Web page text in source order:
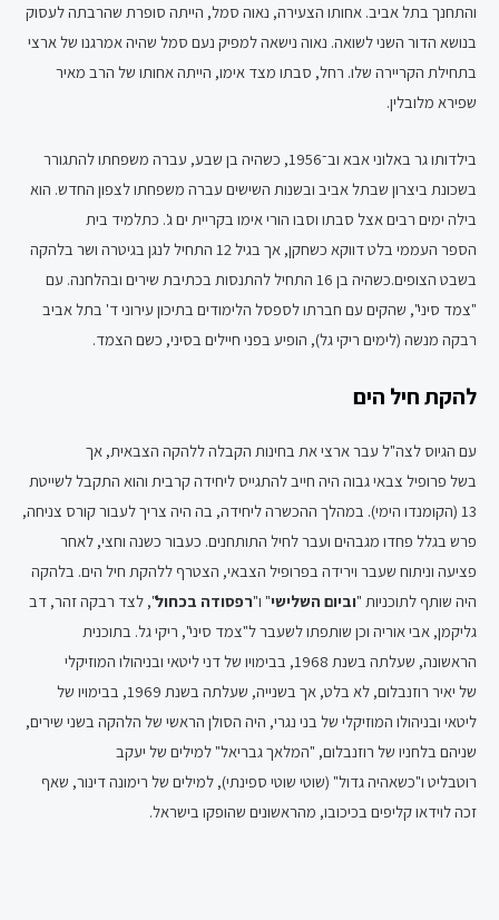
והתחנך בתל אביב. אחותו הצעירה, נאוה סמל, הייתה סופרת שהרבתה לעסוק
בנושא הדור השני לשואה. נאוה נישאה למפיק נעם סמל שהיה אמרגנו של ארצי
בתחילת הקריירה שלו. רחל, סבתו מצד אימו, הייתה אחותו של הרב מאיר
שפירא מלובלין.
בילדותו גר באלוני אבא וב־1956, כשהיה בן שבע, עברה משפחתו להתגורר
בשכונת ביצרון שבתל אביב ובשנות השישים עברה משפחתו לצפון החדש. הוא
בילה ימים רבים אצל סבתו וסבו הורי אימו בקריית ים ג'. כתלמיד בית
הספר העממי בלט דווקא כשחקן, אך בגיל 12 התחיל לנגן בגיטרה ושר בלהקה
בשבט הצופים.כשהיה בן 16 התחיל להתנסות בכתיבת שירים ובהלחנה. עם
"צמד סיני", שהקים עם חברתו לספסל הלימודים בתיכון עירוני ד' בתל אביב
רבקה מנשה (לימים ריקי גל), הופיע בפני חיילים בסיני, כשם הצמד.
להקת חיל הים
עם הגיוס לצה"ל עבר ארצי את בחינות הקבלה ללהקה הצבאית, אך
בשל פרופיל צבאי גבוה היה חייב להתגייס ליחידה קרבית והוא התקבל לשייטת
13 (הקומנדו הימי). במהלך ההכשרה ליחידה, בה היה צריך לעבור קורס צניחה,
פרש בגלל פחדו מגבהים ועבר לחיל התותחנים. כעבור כשנה וחצי, לאחר
פציעה וניתוח שעבר וירידה בפרופיל הצבאי, הצטרף ללהקת חיל הים. בלהקה
היה שותף לתוכניות "וביום השלישי" ו"רפסודה בכחול", לצד רבקה זהר, דב
גליקמן, אבי אוריה וכן שותפתו לשעבר ל"צמד סיני", ריקי גל. בתוכנית
הראשונה, שעלתה בשנת 1968, בבימויו של דני ליטאי ובניהולו המוזיקלי
של יאיר רוזנבלום, לא בלט, אך בשנייה, שעלתה בשנת 1969, בבימויו של
ליטאי ובניהולו המוזיקלי של בני נגרי, היה הסולן הראשי של הלהקה בשני שירים,
שניהם בלחניו של רוזנבלום, "המלאך גבריאל" למילים של יעקב
רוטבליט ו"כשאהיה גדול" (שוטי שוטי ספינתי), למילים של רימונה דינור, שאף
זכה לוידאו קליפים בכיכובו, מהראשונים שהופקו בישראל.